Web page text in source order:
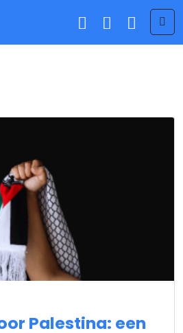
Palestina: een